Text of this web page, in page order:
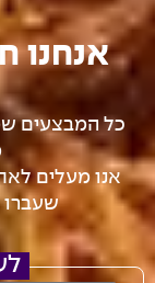
אנחנו
כל המבצעים
אנו מעלים
שעברו